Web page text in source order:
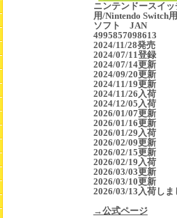
ニンテンドースイッ
用/Nintendo Switch
ソフト JAN
4995857098613
2024/11/28発売
2024/07/11登録
2024/07/14更新
2024/09/20更新
2024/11/19更新
2024/11/26入荷
2024/12/05入荷
2026/01/07更新
2026/01/16更新
2026/01/29入荷
2026/02/09更新
2026/02/15更新
2026/02/19入荷
2026/03/03更新
2026/03/10更新
2026/03/13入荷しま
→公式ページ